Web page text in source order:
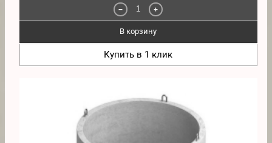
− +
В корзину
Купить в 1 клик